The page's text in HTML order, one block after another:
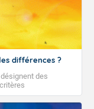
différences ?
des
de chaleur qui